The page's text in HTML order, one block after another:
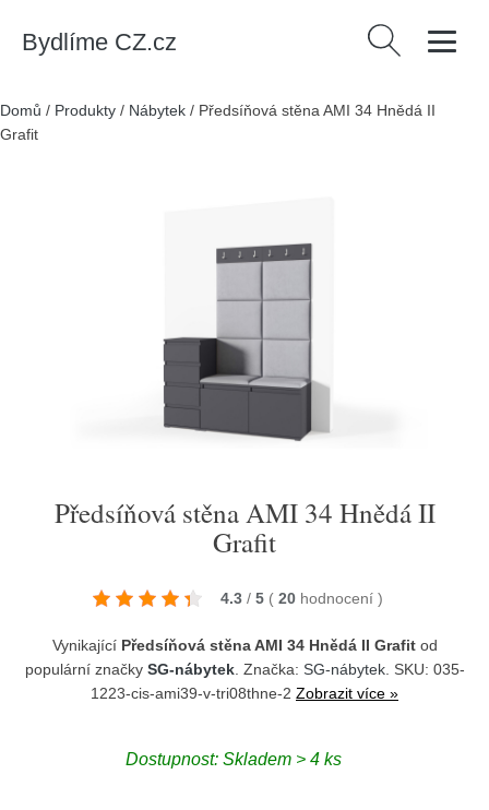
Bydlíme CZ.cz Vyhledávání
Domů / Produkty / Nábytek / Předsíňová stěna AMI 34 Hnědá II
Grafit
Předsíňová stěna AMI 34 Hnědá II
Grafit
4.3 / 5 ( 20 hodnocení )
Vynikající Předsíňová stěna AMI 34 Hnědá II Grafitod
populární značky SG-nábytek. Značka: SG-nábytek. SKU: 035-
1223-cis-ami39-v-tri08thne-2 Zobrazit více »
Dostupnost: Skladem > 4 ks